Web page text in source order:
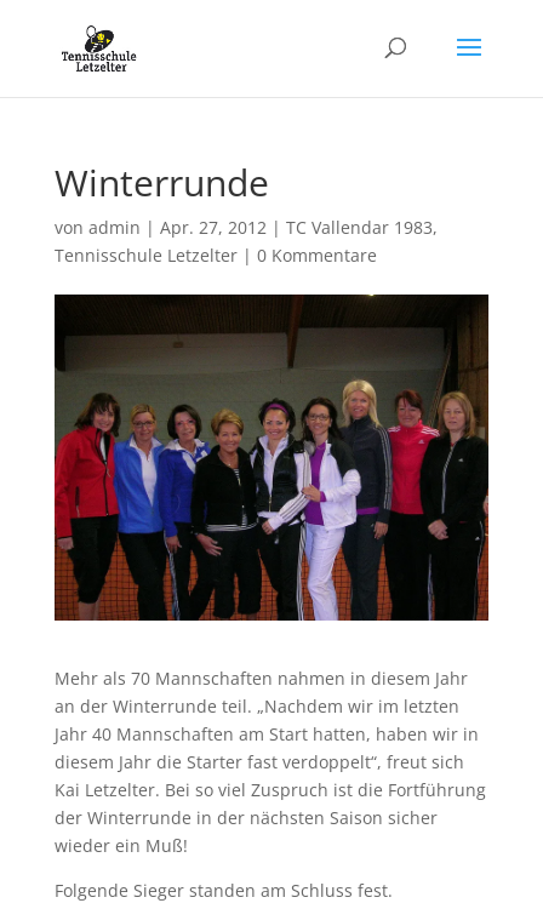
Winterrunde
von admin | Apr. 27, 2012| TC Vallendar 1983,
Tennisschule Letzelter| 0 Kommentare
Mehr als 70 Mannschaften nahmen in diesem Jahr
an der Winterrunde teil. „Nachdem wir im letzten
Jahr 40 Mannschaften am Start hatten, haben wir in
diesem Jahr die Starter fast verdoppelt“, freut sich
Kai Letzelter. Bei so viel Zuspruch ist die Fortführung
der Winterrunde in der nächsten Saison sicher
wieder ein Muß!
Folgende Sieger standen am Schluss fest.